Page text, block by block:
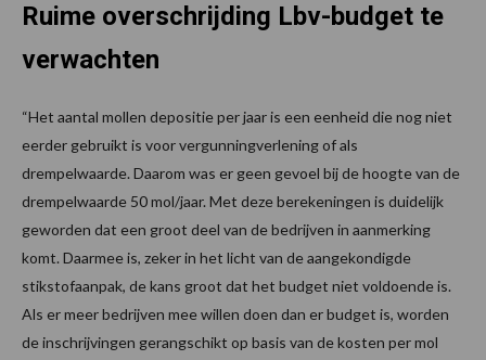
Ruime overschrijding Lbv-budget te
verwachten
“Het aantal mollen depositie per jaar is een eenheid die nog niet
eerder gebruikt is voor vergunningverlening of als
drempelwaarde. Daarom was er geen gevoel bij de hoogte van de
drempelwaarde 50 mol/jaar. Met deze berekeningen is duidelijk
geworden dat een groot deel van de bedrijven in aanmerking
komt. Daarmee is, zeker in het licht van de aangekondigde
stikstofaanpak, de kans groot dat het budget niet voldoende is.
Als er meer bedrijven mee willen doen dan er budget is, worden
de inschrijvingen gerangschikt op basis van de kosten per mol